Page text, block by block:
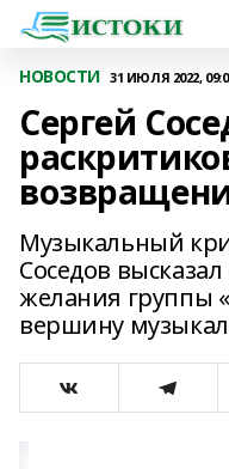
НОВОСТИ 31 ИЮЛЯ 2022,
Сергей
Музыкальный
Соседов
желания группы
вершину